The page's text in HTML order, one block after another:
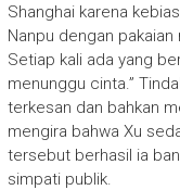
Shanghai karena
Nanpu dengan
Setiap kali ada yang
menunggu cinta.”
terkesan dan bahkan
mengira bahwa Xu
tersebut berhasil ia
simpati publik.